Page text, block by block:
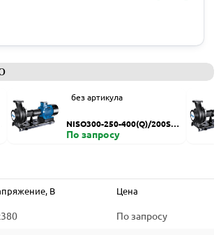
без артикула
NISO300-250-400(Q)/200SW
HZDI
По запросу
В Цена
По запросу